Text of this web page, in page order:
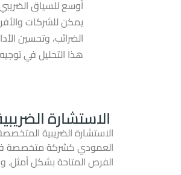
أوسع للسياق
يمكن للشركات
الضرائب، وتحسين
هذا التحليل في
الاستشارة
الاستشارة الضريبية
العمودي كشركة متخصصة في
الفرص المتاحة بشكل أمثل.